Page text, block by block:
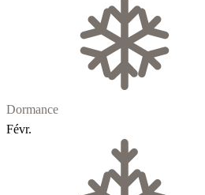
Dormance
Févr.